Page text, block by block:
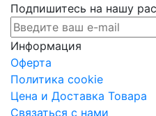
Подпишитесь на нашу
Информация
Оферта
Политика cookie
Цена и Доставка Товара
Связаться с нами